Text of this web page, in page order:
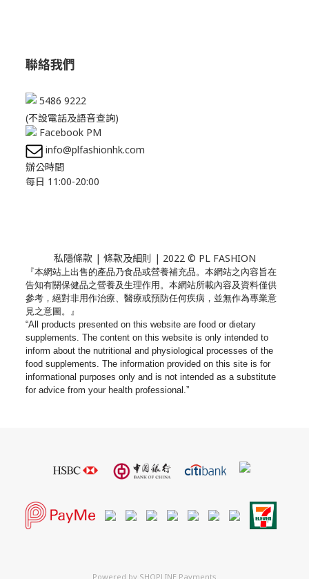
聯絡我們
5486 9222
(不設電話及語音查詢)
Facebook PM
info@plfashionhk.com
辦公時間
每日 11:00-20:00
私隱條款| 條款及細則 | 2022 © PL FASHION
『本網站上出售的產品乃食品或營養補充品。 本網站之內容旨在
告知有關保健品之營養及生理作用。 本網站所載內容及資料僅供
參考，絕對非用作治療、 醫療或預防任何疾病，並無作為專業意
見之意圖。』
“All products presented on this website are food or dietary
supplements. The content on this website is only intended to
inform about the nutritional and physiological processes of the
food supplements. The information provided on this site is for
informational purposes only and is not intended as a substitute
for advice from your health professional.”
Powered by SHOPLINE Payments